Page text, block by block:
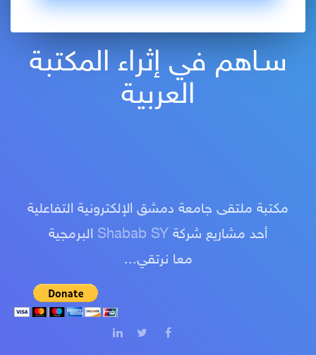
سـاهم في إثراء المكتبة
العربية
مكتبة ملتقى جامعة دمشق الإلكترونية التفاعلية
أحد مشاريع شركة Shabab SY البرمجية
معا نرتقي...